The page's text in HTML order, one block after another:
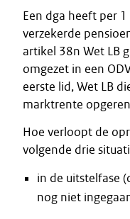
Een dga heeft per
verzekerde
artikel 38n Wet LB
omgezet in een
eerste lid, Wet LB
marktrente
Hoe verloopt de
volgende drie
in de uitstelfase
nog niet